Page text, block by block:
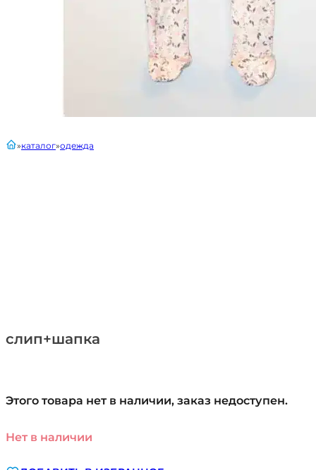
слип+шапка
главнаякаталог одежда
Этого товара нет в наличии, заказ недоступен.
Нет в наличии